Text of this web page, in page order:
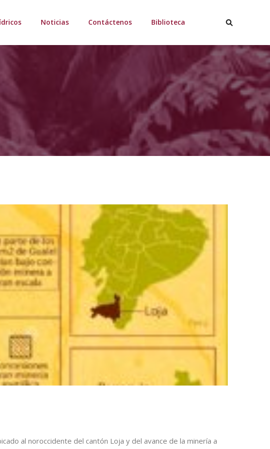
Noticias Contáctenos Biblioteca
al noroccidente del cantón Loja y del avance de la minería a